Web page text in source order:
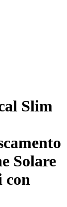
Slim
Solare
con